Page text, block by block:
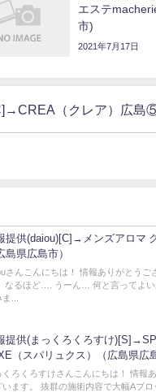
エステ
市)
2021年7月17日
（クレア）広島
提供(daiou)[C]→メンズアロマ
島県広島市）
さんこんにちは！ 情報ありがとうご
なるほど…. うーん… 何と言ってよい
...
提供(まっくろくろすけ
（スパリュクス）（広島県広
くろくろすけさんこんにちは！ 情報
います。 抜群の施術内容で大幅Aブ